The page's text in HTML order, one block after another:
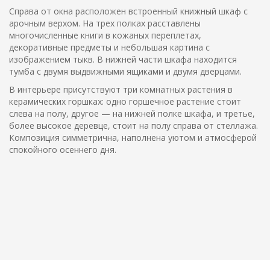
Справа от окна расположен встроенный книжный шкаф с
арочным верхом. На трех полках расставлены
многочисленные книги в кожаных переплетах,
декоративные предметы и небольшая картина с
изображением тыкв. В нижней части шкафа находится
тумба с двумя выдвижными ящиками и двумя дверцами.
В интерьере присутствуют три комнатных растения в
керамических горшках: одно горшечное растение стоит
слева на полу, другое — на нижней полке шкафа, и третье,
более высокое деревце, стоит на полу справа от стеллажа.
Композиция симметрична, наполнена уютом и атмосферой
спокойного осеннего дня.